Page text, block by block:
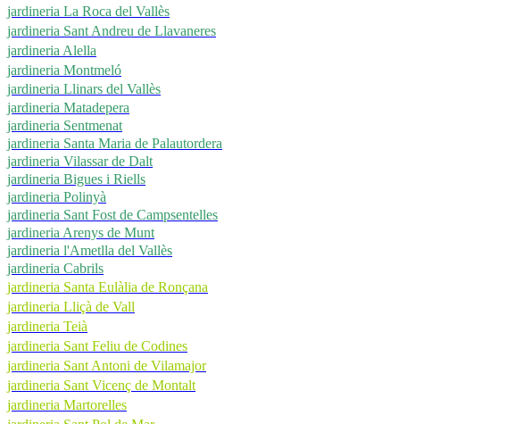
jardineria La Roca del Vallès
jardineria Sant Andreu de Llavaneres
jardineria Alella
jardineria Montmeló
jardineria Llinars del Vallès
jardineria Matadepera
jardineria Sentmenat
jardineria Santa Maria de Palautordera
jardineria Vilassar de Dalt
jardineria Bigues i Riells
jardineria Polinyà
jardineria Sant Fost de Campsentelles
jardineria Arenys de Munt
jardineria l'Ametlla del Vallès
jardineria Cabrils
jardineria Santa Eulàlia de Ronçana
jardineria Lliçà de Vall
jardineria Teià
jardineria Sant Feliu de Codines
jardineria Sant Antoni de Vilamajor
jardineria Sant Vicenç de Montalt
jardineria Martorelles